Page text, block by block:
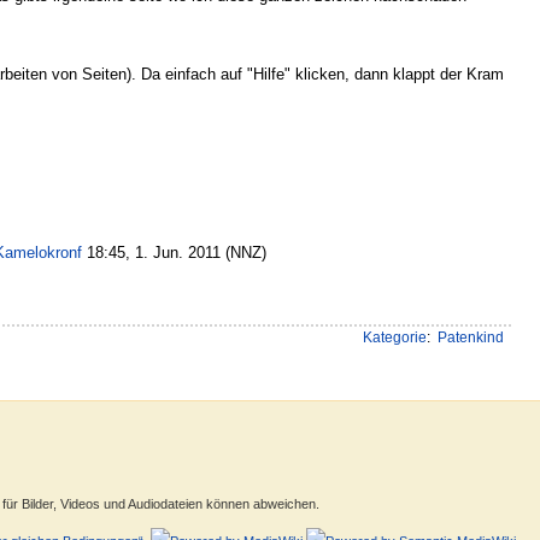
von Seiten). Da einfach auf "Hilfe" klicken, dann klappt der Kram
18:45, 1. Jun. 2011 (NNZ)
Kategorie: Patenkind
Bilder, Videos und Audiodateien können abweichen.